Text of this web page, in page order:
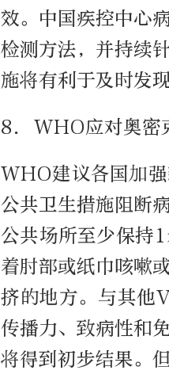
效。中国疾控中心
检测方法，并持续
施将有利于及时发
8. WHO应对奥密
WHO建议各国加
公共卫生措施阻断
公共场所至少保持
着肘部或纸巾咳嗽
挤的地方。与其他
传播力、致病性和
将得到初步结果。